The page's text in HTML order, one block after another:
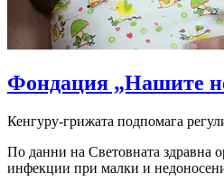
Фондация „Нашите
Кенгуру-грижата подпомага
По данни на Световната здравна
инфекции при малки и